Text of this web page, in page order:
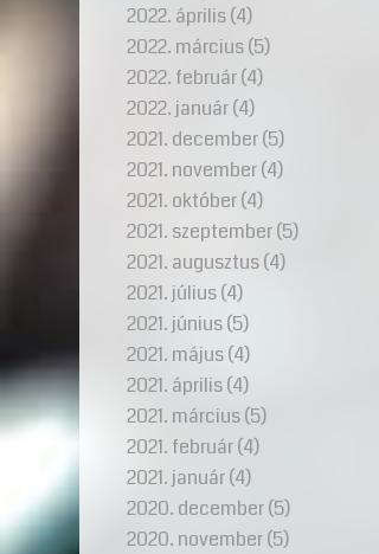
2022. április(4)
2022. március(5)
2022. február(4)
2022. január(4)
2021. december(5)
2021. november(4)
2021. október(4)
2021. szeptember(5)
2021. augusztus(4)
2021. július(4)
2021. június(5)
2021. május(4)
2021. április(4)
2021. március(5)
2021. február(4)
2021. január(4)
2020. december(5)
2020. november(5)